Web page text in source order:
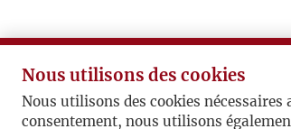
Nous utilisons des cookies
Nous utilisons des cookies
consentement, nous utilisons